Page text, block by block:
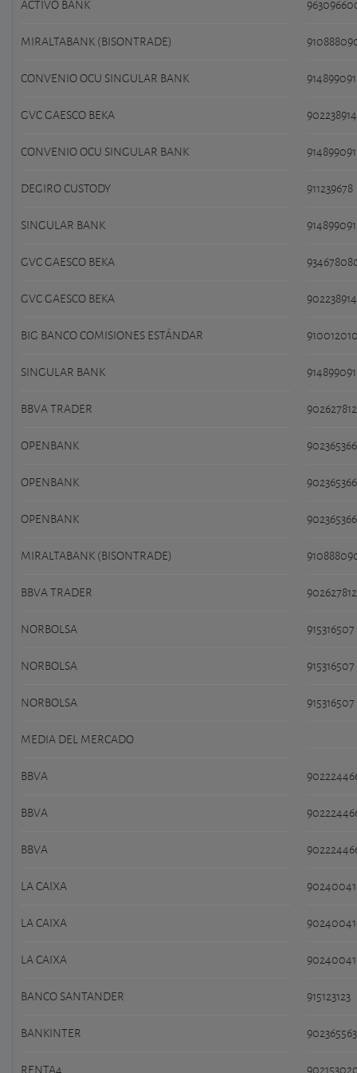
ACTIVO BANK
MIRALTABANK (BISONTRADE)
CONVENIO OCU SINGULAR BANK 914899091
GVC GAESCO BEKA 902238914
CONVENIO OCU SINGULAR BANK 914899091
DEGIRO CUSTODY 911239678
SINGULAR BANK 914899091
GVC GAESCO BEKA
GVC GAESCO BEKA 902238914
BIG BANCO COMISIONES ESTÁNDAR
SINGULAR BANK 914899091
BBVA TRADER 902627812
OPENBANK 902365366
OPENBANK 902365366
OPENBANK 902365366
MIRALTABANK (BISONTRADE)
BBVA TRADER 902627812
NORBOLSA 915316507
NORBOLSA 915316507
NORBOLSA 915316507
MEDIA DEL MERCADO
BBVA
BBVA
BBVA
LA CAIXA
LA CAIXA
LA CAIXA
BANCO SANTANDER 915123123
BANKINTER 902365563
RENTA4